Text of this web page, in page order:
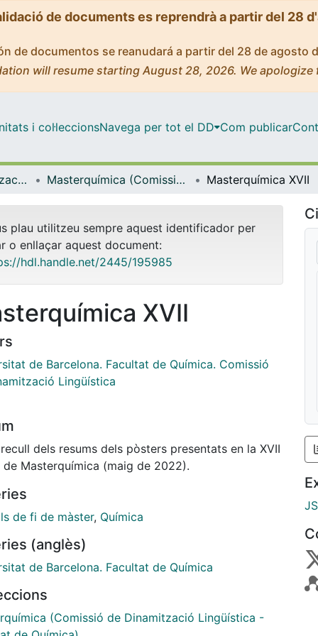
de documents es reprendrà a partir del 28
de documentos se reanudará a partir del 28 de agosto
will resume starting August 28, 2026. We
i col·leccionsNavega per tot el DD Com publicar
Comissió de Dinamització Lingüística - Facultat de Química Masterquímica (Comissió de Dinamització Lingüística - Facultat de Química) Masterquímica XVII
plau utilitzeu sempre aquest identificador per
o enllaçar aquest document:
hdl.handle.net/2445/195985
XVII
de Barcelona. Facultat de Química. Comissió
Lingüística
dels resums dels pòsters presentats en la XVII
Masterquímica (maig de 2022).
de fi de màster, Química
(anglès)
de Barcelona. Facultat de Química
(Comissió de Dinamització Lingüística -